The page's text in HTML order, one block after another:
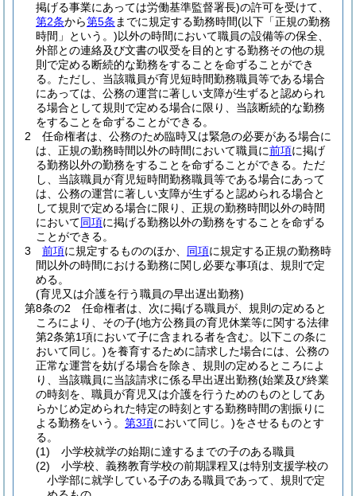
掲げる事業にあっては労働基準監督署長)の許可を受けて、
第2条から第5条 までに規定する勤務時間(以下「正規の勤務
時間」という。)以外の時間において職員の設備等の保全、
外部との連絡及び文書の収受を目的とする勤務その他の規
則で定める断続的な勤務をすることを命ずることができ
る。 ただし、当該職員が育児短時間勤務職員等である場合
にあっては、公務の運営に著しい支障が生ずると認められ
る場合として規則で定める場合に限り、当該断続的な勤務
をすることを命ずることができる。
2
任命権者は、公務のため臨時又は緊急の必要がある場合に
は、正規の勤務時間以外の時間において職員に前項に掲げ
る勤務以外の勤務をすることを命ずることができる。 ただ
し、当該職員が育児短時間勤務職員等である場合にあって
は、公務の運営に著しい支障が生ずると認められる場合と
して規則で定める場合に限り、正規の勤務時間以外の時間
において同項に掲げる勤務以外の勤務をすることを命ずる
ことができる。
3
前項に規定するもののほか、 同項に規定する正規の勤務時
間以外の時間における勤務に関し必要な事項は、規則で定
める。
(育児又は介護を行う職員の早出遅出勤務)
第8条の2
任命権者は、次に掲げる職員が、規則の定めると
ころにより、その子(地方公務員の育児休業等に関する法律
第2条第1項において子に含まれる者を含む。以下この条に
おいて同じ。)を養育するために請求した場合には、公務の
正常な運営を妨げる場合を除き、規則の定めるところによ
り、当該職員に当該請求に係る早出遅出勤務(始業及び終業
の時刻を、職員が育児又は介護を行うためのものとしてあ
らかじめ定められた特定の時刻とする勤務時間の割振りに
よる勤務をいう。 第3項において同じ。)をさせるものとす
る。
(1)
小学校就学の始期に達するまでの子のある職員
(2)
小学校、義務教育学校の前期課程又は特別支援学校の
小学部に就学している子のある職員であって、規則で定